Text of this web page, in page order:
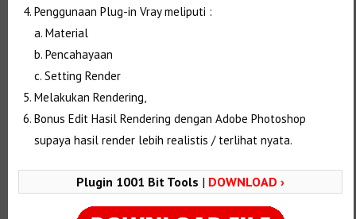
Penggunaan Plug-in Vray meliputi :
a. Material
b. Pencahayaan
c. Setting Render
Melakukan Rendering,
Bonus Edit Hasil Rendering dengan Adobe Photoshop
supaya hasil render lebih realistis / terlihat nyata.
Plugin 1001 Bit Tools | DOWNLOAD ›